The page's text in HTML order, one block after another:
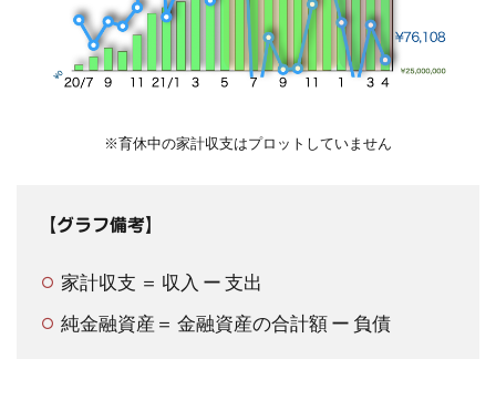
※育休中の家計収支はプロットしていません
【グラフ備考】
家計収支 ＝ 収入 ー 支出
純金融資産＝ 金融資産の合計額 ー 負債